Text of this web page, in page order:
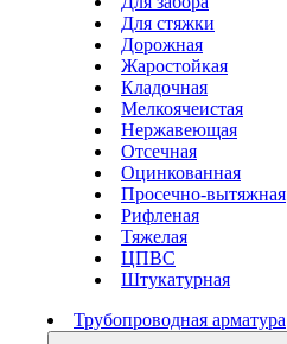
Для стяжки
Дорожная
Жаростойкая
Кладочная
Мелкоячеистая
Нержавеющая
Отсечная
Оцинкованная
Просечно-вытяжная
Рифленая
Тяжелая
ЦПВС
Штукатурная
Трубопроводная арматура